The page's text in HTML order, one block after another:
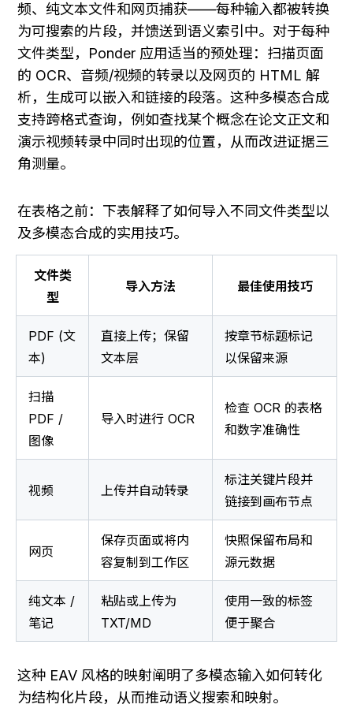
频、纯文本文件和网页捕获——每种输入都被转换
为可搜索的片段，并馈送到语义索引中。对于每种
文件类型，Ponder 应用适当的预处理：扫描页面
的 OCR、音频/视频的转录以及网页的 HTML 解
析，生成可以嵌入和链接的段落。这种多模态合成
支持跨格式查询，例如查找某个概念在论文正文和
演示视频转录中同时出现的位置，从而改进证据三
角测量。
在表格之前：下表解释了如何导入不同文件类型以
及多模态合成的实用技巧。
文件类
型
导入方法 最佳使用技巧
PDF (文
本)
直接上传；保留
文本层
按章节标题标记
以保留来源
扫描
PDF /
图像
导入时进行 OCR
检查 OCR 的表格
和数字准确性
视频 上传并自动转录
标注关键片段并
链接到画布节点
网页
保存页面或将内
容复制到工作区
快照保留布局和
源元数据
纯文本 /
笔记
粘贴或上传为
TXT/MD
使用一致的标签
便于聚合
这种 EAV 风格的映射阐明了多模态输入如何转化
为结构化片段，从而推动语义搜索和映射。